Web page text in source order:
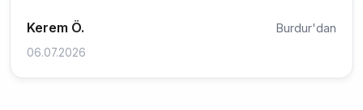
Kerem Ö. Burdur'dan
06.07.2026